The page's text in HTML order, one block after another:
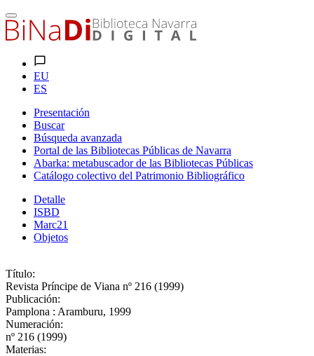
EU
ES
Presentación
Buscar
Búsqueda avanzada
Portal de las Bibliotecas Públicas de Navarra
Abarka: metabuscador de las Bibliotecas Públicas
Catálogo colectivo del Patrimonio Bibliográfico
Detalle
ISBD
Marc21
Objetos
Título:
Revista Príncipe de Viana nº 216 (1999)
Publicación:
Pamplona : Aramburu, 1999
Numeración:
nº 216 (1999)
Materias: